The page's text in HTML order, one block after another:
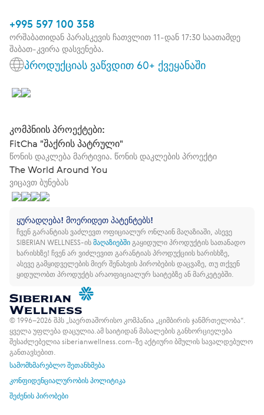
+995 597 100 358
ორშაბათიდან პარასკევის ჩათვლით 11-დან 17:30 საათამდე
შაბათ-კვირა დასვენება.
პროდუქციას ვაწვდით 60+ ქვეყანაში
კომპნიის პროექტები:
FitCha "შაქრის პატრული"
წონის დაკლება მარტივია. წონის დაკლების პროექტი
The World Around You
ვიცავთ ბუნებას
ყურადღება! მოერიდეთ პატენტებს!
ჩვენ გარანტიას ვაძლევთ ოფიციალურ ონლაინ მაღაზიაში, ასევე
SIBERIAN WELLNESS-ისმაღაზიებშიგაყიდული პროდუქტის სათანადო
ხარისხზე! ჩვენ არ ვიძლევით გარანტიას პროდუქციის ხარისხზე,
ასევე გამყიდველების მიერ შენახვის პირობების დაცვაზე, თუ თქვენ
ყიდულობთ პროდუქტს არაოფიციალურ საიტებზე ან მარკეტებში.
© 1996–2026 შპს „საერთაშორისო კომპანია „ციმბირის ჯანმრთელობა“.
ყველა უფლება დაცულია. ამ საიტიდან მასალების განხორციელება
შესაძლებელია siberianwellness.com-ზე აქტიური ბმულის სავალდებულო
განთავსებით.
სამომხმარებლო შეთანხმება
კონფიდენციალურობის პოლიტიკა
შეძენის პირობები